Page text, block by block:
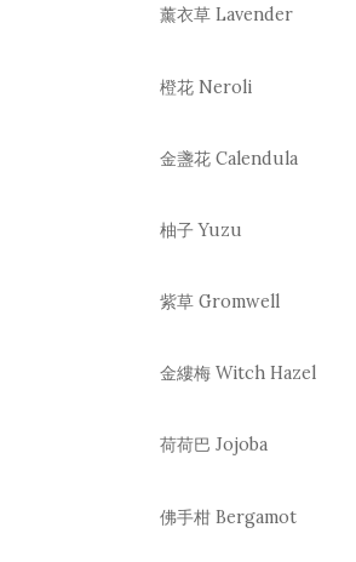
薰衣草 Lavender
橙花 Neroli
金盞花 Calendula
柚子 Yuzu
紫草 Gromwell
金縷梅 Witch Hazel
荷荷巴 Jojoba
佛手柑 Bergamot